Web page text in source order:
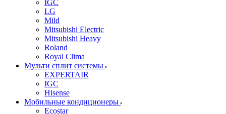
IGC
LG
Mild
Mitsubishi Electric
Mitsubishi Heavy
Roland
Royal Clima
Мульти сплит системы
EXPERTAIR
IGC
Hisense
Мобильные кондиционеры
Ecostar